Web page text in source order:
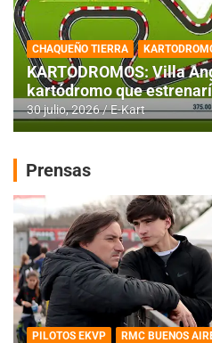
CHAQUEÑO TIERRA
KARTODROMOS: Villa
kartódromo que
30 julio, 2026 E-Kart
Prensas
PILOTOS EKVP RMC BUENOS